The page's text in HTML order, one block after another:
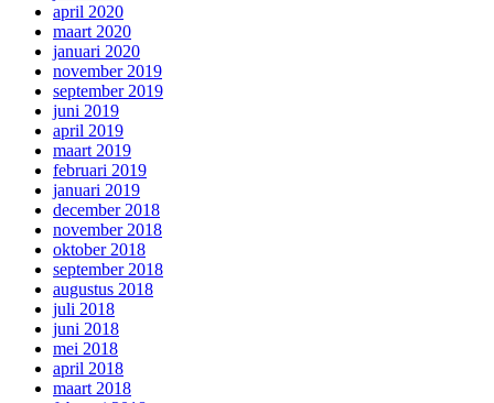
april 2020
maart 2020
januari 2020
november 2019
september 2019
juni 2019
april 2019
maart 2019
februari 2019
januari 2019
december 2018
november 2018
oktober 2018
september 2018
augustus 2018
juli 2018
juni 2018
mei 2018
april 2018
maart 2018